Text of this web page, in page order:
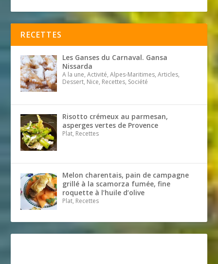
RECETTES
Les Ganses du Carnaval. Gansa
Nissarda
A la une, Activité, Alpes-Maritimes, Articles,
Dessert, Nice, Recettes, Société
Risotto crémeux au parmesan,
asperges vertes de Provence
Plat, Recettes
Melon charentais, pain de campagne
grillé à la scamorza fumée, fine
roquette à l’huile d’olive
Plat, Recettes